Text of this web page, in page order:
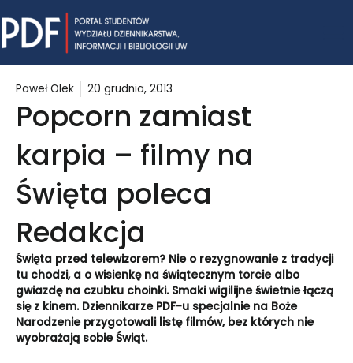
to
content
Paweł Olek 20 grudnia, 2013
Popcorn zamiast
karpia – filmy na
Święta poleca
Redakcja
Święta przed telewizorem? Nie o rezygnowanie z tradycji
tu chodzi, a o wisienkę na świątecznym torcie albo
gwiazdę na czubku choinki. Smaki wigilijne świetnie łączą
się z kinem. Dziennikarze PDF-u specjalnie na Boże
Narodzenie przygotowali listę filmów, bez których nie
wyobrażają sobie Świąt.